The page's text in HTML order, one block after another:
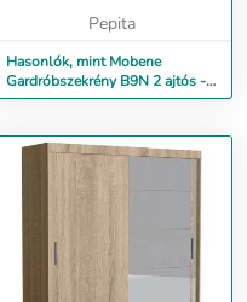
Pepita
Hasonlók, mint Mobene
Gardróbszekrény B9N 2 ajtós -
2 fiókos , sonoma